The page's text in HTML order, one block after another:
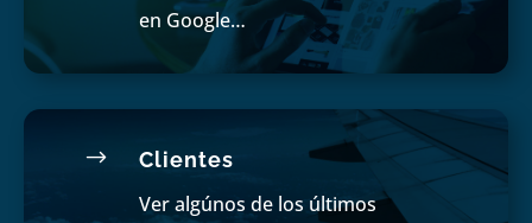
en Google…
$ Clientes
Ver algúnos de los últimos